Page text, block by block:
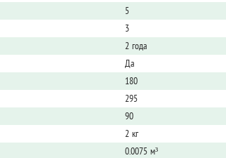
5
3
2 года
Да
180
295
90
2 кг
0.0075 м³